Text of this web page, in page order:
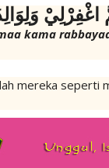
اغْفِرْلِيْ
kama
mereka seperti